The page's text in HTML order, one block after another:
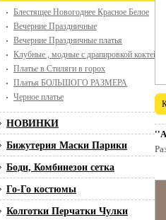
Блестящее Новогоднее Красное Белое
Вечерние Праздничные
Вечерние Праздничные платья
Клубные , модные с драпировкой
Платье в Стиляги в горох
Платья БОЛЬШОГО РАЗМЕРА
Черное платье
НОВИНКИ
Бижутерия Маски Парики
Боди, Комбинезон сетка
Го-Го костюмы
Колготки Перчатки Чулки